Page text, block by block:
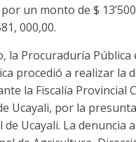
un monto de $
000,00.
Procuraduría Pública
procedió a realizar la
la Fiscalía Provincial
Ucayali, por la
Ucayali. La denuncia